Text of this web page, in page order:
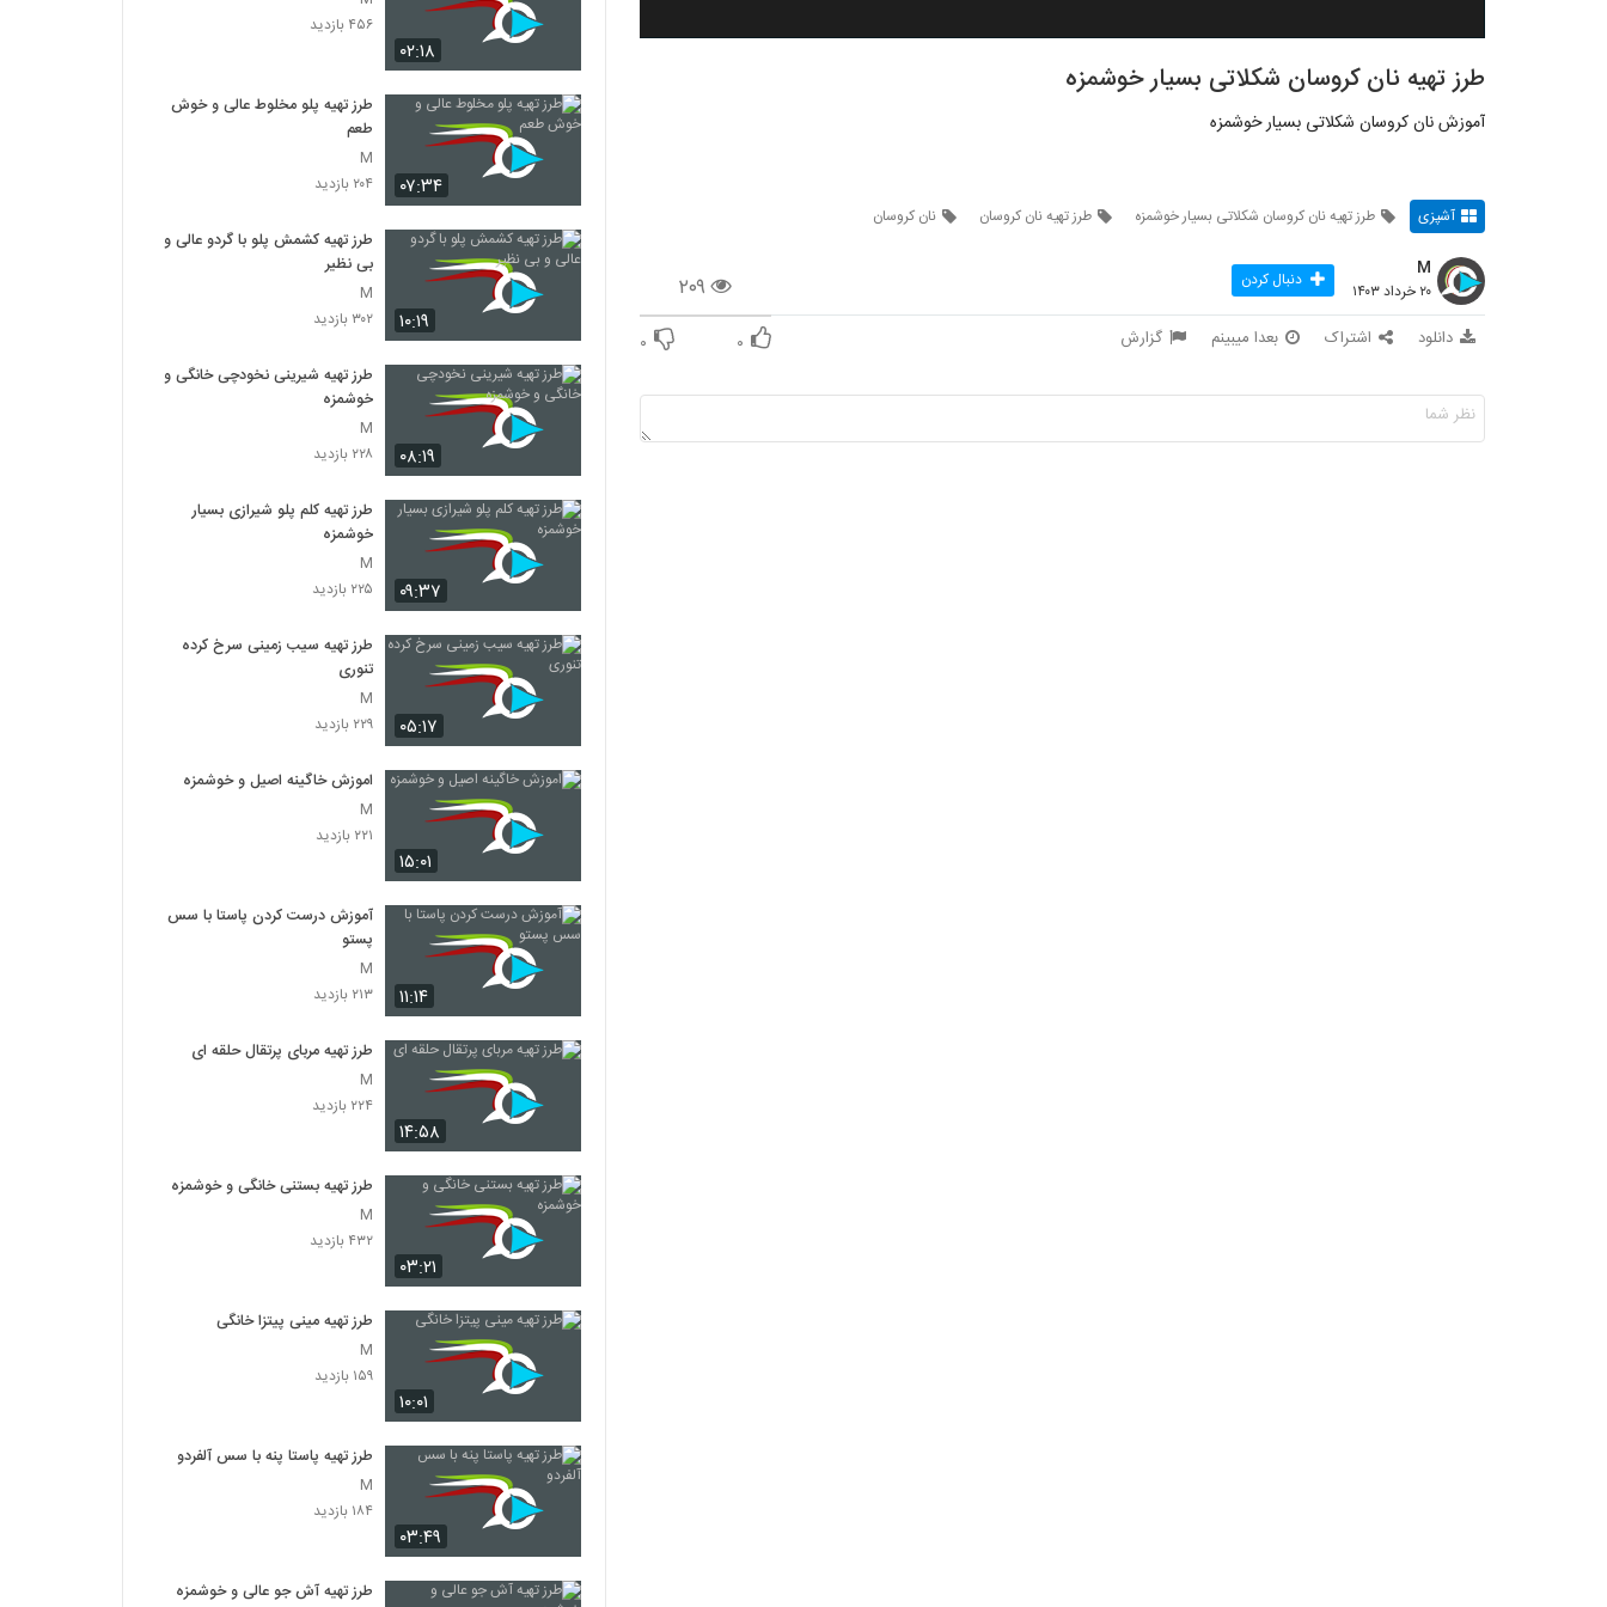
طرز تهیه نان کروسان شکلاتی بسیار خوشمزه
آموزش نان کروسان شکلاتی بسیار خوشمزه
آشپزی طرز تهیه نان کروسان شکلاتی بسیار خوشمزه طرز تهیه نان کروسان نان کروسان
۲۰۹
M
۲۰ خرداد ۱۴۰۳ دنبال کردن
دانلود اشتراک بعدا میبینم گزارش ۰ ۰
۰۲:۱۸
۴۵۶ بازدید
۰۷:۳۴
طرز تهیه پلو مخلوط عالی و خوش
طعم
M
۲۰۴ بازدید
۱۰:۱۹
طرز تهیه کشمش پلو با گردو عالی و
بی نظیر
M
۳۰۲ بازدید
۰۸:۱۹
طرز تهیه شیرینی نخودچی خانگی و
خوشمزه
M
۲۲۸ بازدید
۰۹:۳۷
طرز تهیه کلم پلو شیرازی بسیار
خوشمزه
M
۲۲۵ بازدید
۰۵:۱۷
طرز تهیه سیب زمینی سرخ کرده
تنوری
M
۲۲۹ بازدید
۱۵:۰۱
اموزش خاگینه اصیل و خوشمزه
M
۲۲۱ بازدید
۱۱:۱۴
آموزش درست کردن پاستا با سس
پستو
M
۲۱۳ بازدید
۱۴:۵۸
طرز تهیه مربای پرتقال حلقه ای
M
۲۲۴ بازدید
۰۳:۲۱
طرز تهیه بستنی خانگی و خوشمزه
M
۴۳۲ بازدید
۱۰:۰۱
طرز تهیه مینی پیتزا خانگی
M
۱۵۹ بازدید
۰۳:۴۹
طرز تهیه پاستا پنه با سس آلفردو
M
۱۸۴ بازدید
طرز تهیه آش جو عالی و خوشمزه